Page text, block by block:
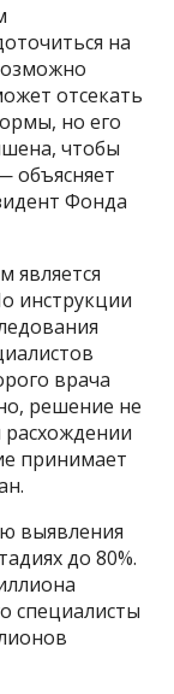
на
отсекать
но его
чтобы
объясняет
Фонда
является
инструкции
врача
решение не
принимает
выявления
до 80%.
специалисты